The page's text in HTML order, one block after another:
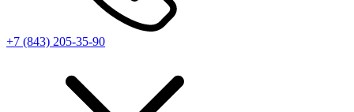
+7 (843) 205-35-90